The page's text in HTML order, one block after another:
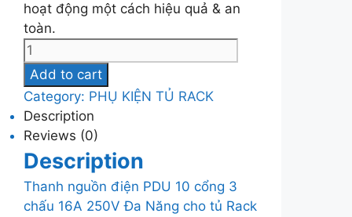
hoạt động một cách hiệu quả & an
toàn.
IP10UNV16
MCB
quantity
Add to cart
Category: PHỤ KIỆN TỦ RACK
Description
Reviews (0)
Description
Thanh nguồn điện PDU 10 cổng 3
chấu 16A 250V Đa Năng cho tủ Rack